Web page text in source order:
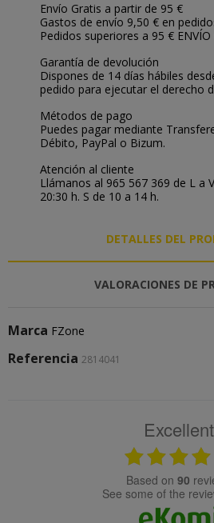
Envío Gratis a partir de 95 €
Gastos de envío 9,50 € en
Pedidos superiores a 95 € ENVÍO
Garantía de devolución
Dispones de 14 días hábiles
pedido para ejecutar el derecho
Métodos de pago
Puedes pagar mediante
Débito, PayPal o Bizum.
Atención al cliente
Llámanos al 965 567 369 de L a
20:30 h. S de 10 a 14 h.
DETALLES DEL
VALORACIONES DE
Marca FZone
Referencia 2814041
Excellent
based on 90
see some of the